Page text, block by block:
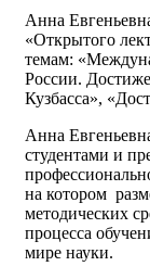
Анна
«Открытого
темам:
России.
Кузбасса»,
Анна
студентами и
на котором
методических
процесса
мире науки.